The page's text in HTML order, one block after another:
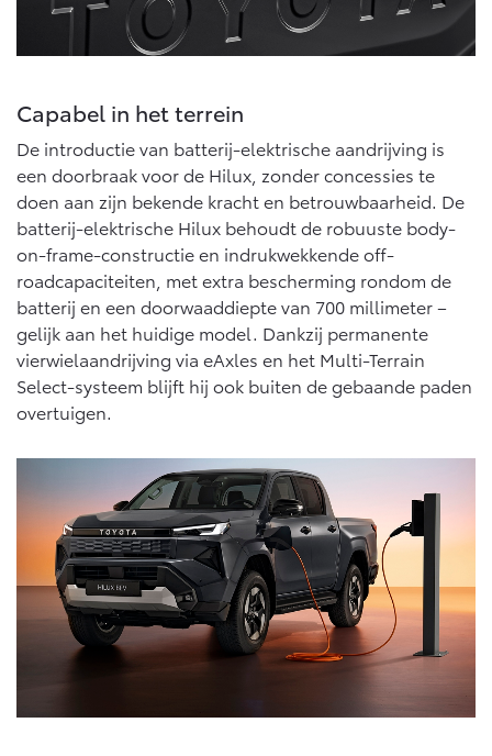
Capabel in het terrein
De introductie van batterij-elektrische aandrijving is
een doorbraak voor de Hilux, zonder concessies te
doen aan zijn bekende kracht en betrouwbaarheid. De
batterij-elektrische Hilux behoudt de robuuste body-
on-frame-constructie en indrukwekkende off-
roadcapaciteiten, met extra bescherming rondom de
batterij en een doorwaaddiepte van 700 millimeter –
gelijk aan het huidige model. Dankzij permanente
vierwielaandrijving via eAxles en het Multi-Terrain
Select-systeem blijft hij ook buiten de gebaande paden
overtuigen.